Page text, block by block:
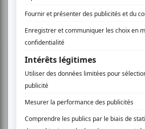
TOUTES LES OFFRES